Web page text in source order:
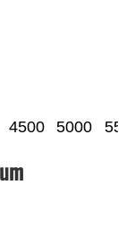
4500 5000